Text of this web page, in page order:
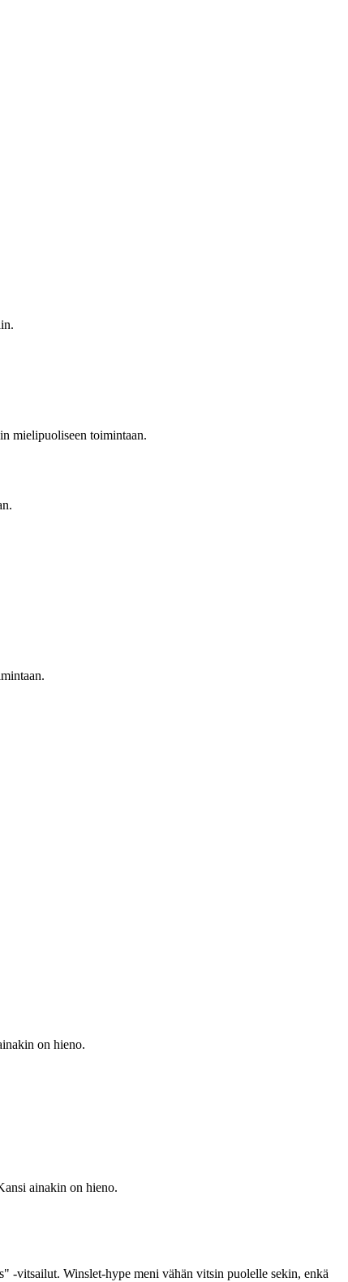
mielipuoliseen toimintaan.
on hieno.
ainakin on hieno.
‑vitsailut. Winslet-hype meni vähän vitsin puolelle sekin, enkä